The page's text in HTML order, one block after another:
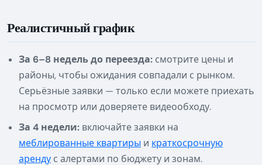
Реалистичный график
За 6–8 недель до переезда: смотрите цены и
районы, чтобы ожидания совпадали с рынком.
Серьёзные заявки — только если можете приехать
на просмотр или доверяете видеообходу.
За 4 недели: включайте заявки на
меблированные квартиры и краткосрочную
аренду с алертами по бюджету и зонам.